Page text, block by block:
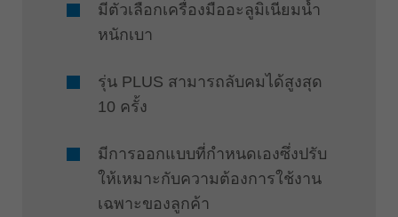
มีตัวเลือกเครื่องมืออะลูมิเนียมน้ำ
หนักเบา
รุ่น PLUS สามารถลับคมได้สูงสุด
10 ครั้ง
มีการออกแบบที่กำหนดเองซึ่งปรับ
ให้เหมาะกับความต้องการใช้งาน
เฉพาะของลูกค้า